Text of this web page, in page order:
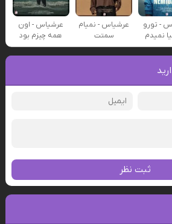
- تورو
نمیدم
عرشیاس - نمیام
سمتت
عرشیاس - اون
همه چیزم بود
ثبت نظر